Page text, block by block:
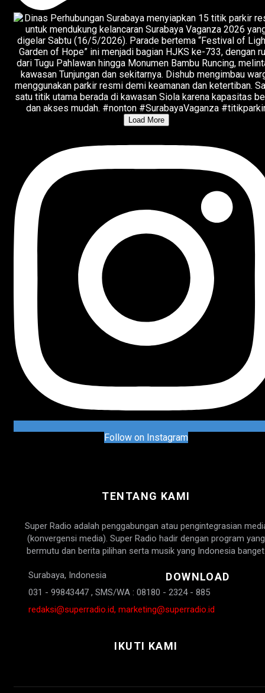
Load More
Follow on Instagram
TENTANG KAMI
Super Radio adalah penggabungan atau pengintegrasian
(konvergensi media). Super Radio hadir dengan program yang
bermutu dan berita pilihan serta musik yang Indonesia
Surabaya, Indonesia
031 - 99843447 , SMS/WA : 08180 - 2324 - 885
redaksi@superradio.id, marketing@superradio.id
DOWNLOAD
IKUTI KAMI